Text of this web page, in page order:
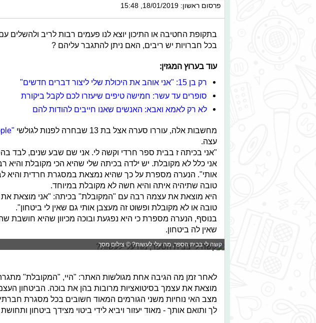
פרסום ראשון: 18/01/2019, 15:48
בתקופת החטיבה או התיכון יוצא לנו פעמים רבות לריב ולהשלים עם
בכל חברויות יש ריבים, האם ניתן להתגבר עליהם ?
עוד בערוץ המגזין:
רק בן 15: "אני אוהב את היכולת שלי ליצור דברים חדשים"
סופרים עד עשר: חמישה טיפים שיעזרו לכם לקבל ביקורת
לא רק לאמא ואבא: האנשים שאנו חייבים להודות להם
מחשבות אלה, עוררו סערה אצל בת 13 שבחרה לפנות לגולשי "Ask People"
עצה.
"אני בכיתה ז בבית ספר חרדי וקשה לי. אני שם שבע שנים, לבד
אני כלל לא מקובלת. יש ילדה בכיתה שלי שהיא הכי מקובלת והיא
אותי". הנערה מספרת על כך שהיא נמצאת במסגרת חרדית והיא
טובה שתיהיה איתה והיא חשה לא מקובלת במיוחד.
היא מוצאת את עצמה רבה עם "המקובלת" בכיתה: "אני מוצאת את
טובה או לא מקובלת ופשוט זה מעצבן אותי גם שאין לי ביטחון".
בנוסף, הנערה מספרת כי היא נפגעת ובוכה מכיוון שהיא חושבת
שאין לה ביטחון.
קשה לי בבית הספר, מה עלי לעשות? © צילום מסך
לאחר זמן מה הגיבה אחת מגולשות האתר: "היי, "המקובלת"
מוצאת את עצמך בסיטואציות מרובות בהן את בוכה. הביטחון
מצב האי נוחיות משני הגורמים המאוד חשובים בכל מסגרת
לך ותואם אותך - מאוד יעזור ויביא לידי ביטוי מצידך ביטחון